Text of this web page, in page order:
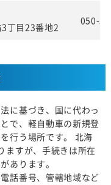
丁目23番地2
050-
に基づき、国に代わっ
で、軽自動車の新規登
行う場所です。 北海
ますが、手続きは所在
あります。
話番号、管轄地域など